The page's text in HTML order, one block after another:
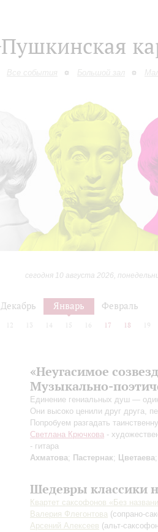
Пушкинская
Все события Большой зал
сегодня 10 августа 2026,
Декабрь Январь Февраль
12 13 14 15 16 17 18 19
«Неугасимое
Музыкально-
Единение гениальных душ —
Они высоко ценили друг друга,
Попробуем разгадать
Светлана Крючкова -
- гитара
Ахматова; Пастернак; Цветаева;
Шедевры классики
Квартет саксофонов «Без
Валерия Флегонтова (сопрано-
Арсений Алексеев (альт-